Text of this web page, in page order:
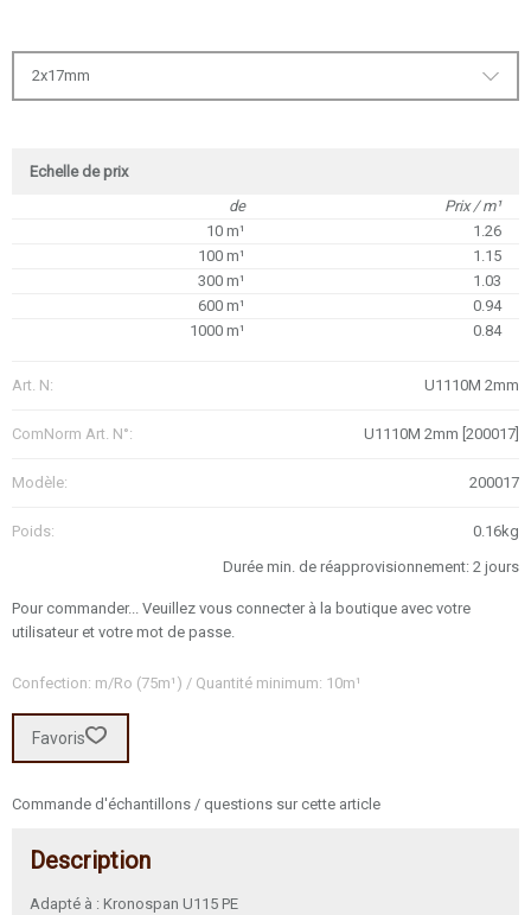
2x17mm
Echelle de prix
de
Prix / m¹
10 m¹
1.26
100 m¹
1.15
300 m¹
1.03
600 m¹
0.94
1000 m¹
0.84
Art. N: U1110M 2mm
ComNorm Art. N°: U1110M 2mm [200017]
Modèle: 200017
Poids:
0.16kg
Durée min. de réapprovisionnement: 2 jours
Pour commander... Veuillez vous connecter à la boutique avec votre
utilisateur et votre mot de passe.
Confection: m/Ro (75m¹) / Quantité minimum: 10m¹
Favoris
Commande d'échantillons / questions sur cette article
Description
Adapté à : Kronospan U115 PE